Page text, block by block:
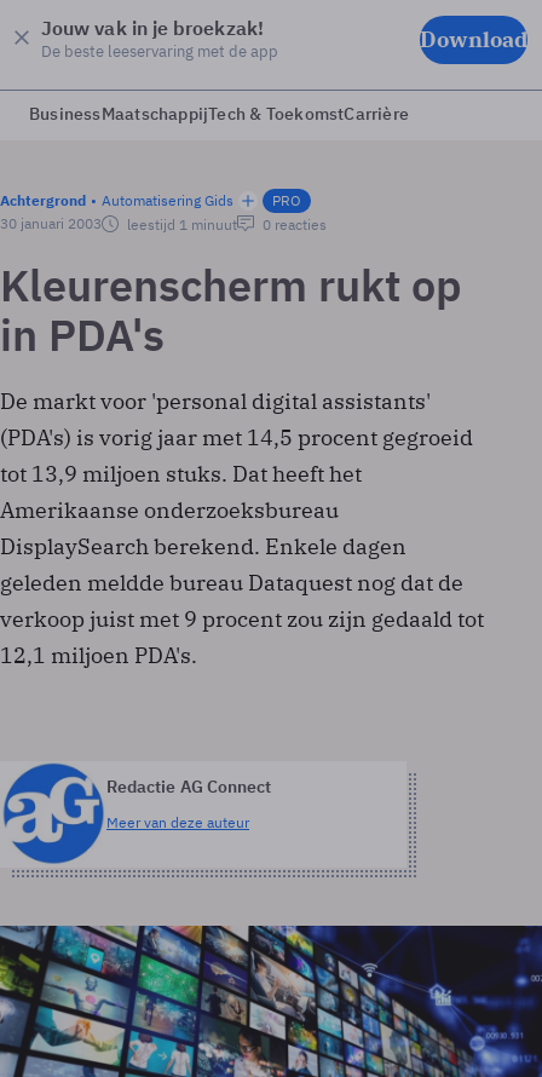
Jouw vak in je broekzak!
De beste leeservaring met de app Download
BusinessMaatschappijTech & ToekomstCarrière
Achtergrond Automatisering Gids
PRO
30 januari 2003
leestijd 1 minuut 0 reacties
Kleurenscherm rukt op
in PDA's
De markt voor 'personal digital assistants'
(PDA's) is vorig jaar met 14,5 procent gegroeid
tot 13,9 miljoen stuks. Dat heeft het
Amerikaanse onderzoeksbureau
DisplaySearch berekend. Enkele dagen
geleden meldde bureau Dataquest nog dat de
verkoop juist met 9 procent zou zijn gedaald tot
12,1 miljoen PDA's.
Redactie AG Connect
Meer van deze auteur